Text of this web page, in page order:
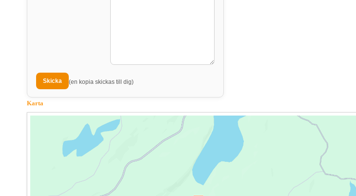
(en kopia skickas till dig)
Karta